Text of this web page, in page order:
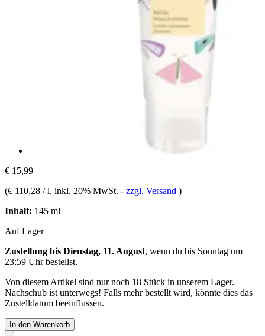
€ 15,99
(€ 110,28 / l, inkl. 20% MwSt. - zzgl. Versand )
Inhalt: 145 ml
Auf Lager
Zustellung bis Dienstag, 11. August, wenn du bis Sonntag um
23:59 Uhrbestellst.
Von diesem Artikel sind nur noch 18 Stück in unserem Lager.
Nachschub ist unterwegs! Falls mehr bestellt wird, könnte dies das
Zustelldatum beeinflussen.
In den Warenkorb